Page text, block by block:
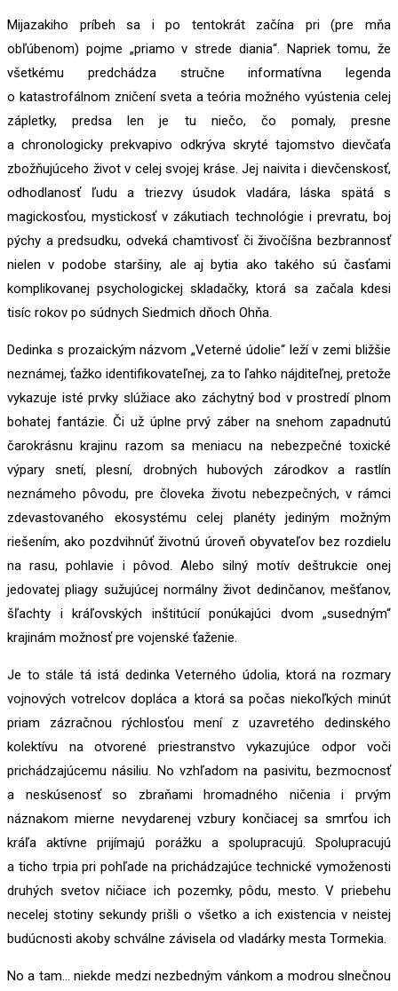
Mijazakiho príbeh sa i po tentokrát začína pri (pre mňa
obľúbenom) pojme „priamo v strede diania“. Napriek tomu, že
všetkému predchádza stručne informatívna legenda
o katastrofálnom zničení sveta a teória možného vyústenia celej
zápletky, predsa len je tu niečo, čo pomaly, presne
a chronologicky prekvapivo odkrýva skryté tajomstvo dievčaťa
zbožňujúceho život v celej svojej kráse. Jej naivita i dievčenskosť,
odhodlanosť ľudu a triezvy úsudok vladára, láska spätá s
magickosťou, mystickosť v zákutiach technológie i prevratu, boj
pýchy a predsudku, odveká chamtivosť či živočíšna bezbrannosť
nielen v podobe staršiny, ale aj bytia ako takého sú časťami
komplikovanej psychologickej skladačky, ktorá sa začala kdesi
tisíc rokov po súdnych Siedmich dňoch Ohňa.
Dedinka s prozaickým názvom „Veterné údolie“ leží v zemi bližšie
neznámej, ťažko identifikovateľnej, za to ľahko nájditeľnej, pretože
vykazuje isté prvky slúžiace ako záchytný bod v prostredí plnom
bohatej fantázie. Či už úplne prvý záber na snehom zapadnutú
čarokrásnu krajinu razom sa meniacu na nebezpečné toxické
výpary snetí, plesní, drobných hubových zárodkov a rastlín
neznámeho pôvodu, pre človeka životu nebezpečných, v rámci
zdevastovaného ekosystému celej planéty jediným možným
riešením, ako pozdvihnúť životnú úroveň obyvateľov bez rozdielu
na rasu, pohlavie i pôvod. Alebo silný motív deštrukcie onej
jedovatej pliagy sužujúcej normálny život dedinčanov, mešťanov,
šľachty i kráľovských inštitúcií ponúkajúci dvom „susedným“
krajinám možnosť pre vojenské ťaženie.
Je to stále tá istá dedinka Veterného údolia, ktorá na rozmary
vojnových votrelcov dopláca a ktorá sa počas niekoľkých minút
priam zázračnou rýchlosťou mení z uzavretého dedinského
kolektívu na otvorené priestranstvo vykazujúce odpor voči
prichádzajúcemu násiliu. No vzhľadom na pasivitu, bezmocnosť
a neskúsenosť so zbraňami hromadného ničenia i prvým
náznakom mierne nevydarenej vzbury končiacej sa smrťou ich
kráľa aktívne prijímajú porážku a spolupracujú. Spolupracujú
a ticho trpia pri pohľade na prichádzajúce technické vymoženosti
druhých svetov ničiace ich pozemky, pôdu, mesto. V priebehu
necelej stotiny sekundy prišli o všetko a ich existencia v neistej
budúcnosti akoby schválne závisela od vladárky mesta Tormekia.
No a tam… niekde medzi nezbedným vánkom a modrou slnečnou